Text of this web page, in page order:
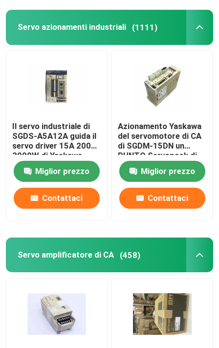
Servo azionamenti industriali (1111)
Il servo industriale di
SGDS-A5A12A guida il
servo driver 15A 200V
3000W di Yaskawa
Miglior prezzo
Contattaci
Azionamento Yaskawa
del servomotore di CA
di SGDM-15DN un
PUNTO Servopack di
0,5 AMP 32
Miglior prezzo
Contattaci
Servo amplificatore di CA (458)